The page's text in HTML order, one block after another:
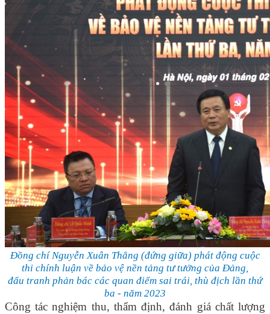
Đồng chí Nguyễn Xuân Thắng (đứng giữa) phát động cuộc
thi chính luận về bảo vệ nền tảng tư tưởng của Đảng,
đấu tranh phản bác các quan điểm sai trái, thù địch lần thứ
ba - năm 2023
Công tác nghiệm thu, thẩm định, đánh giá chất lượng